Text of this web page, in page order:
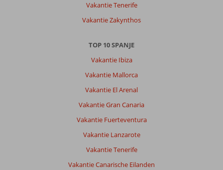
Vakantie Tenerife
Vakantie Zakynthos
TOP 10 SPANJE
Vakantie Ibiza
Vakantie Mallorca
Vakantie El Arenal
Vakantie Gran Canaria
Vakantie Fuerteventura
Vakantie Lanzarote
Vakantie Tenerife
Vakantie Canarische Eilanden